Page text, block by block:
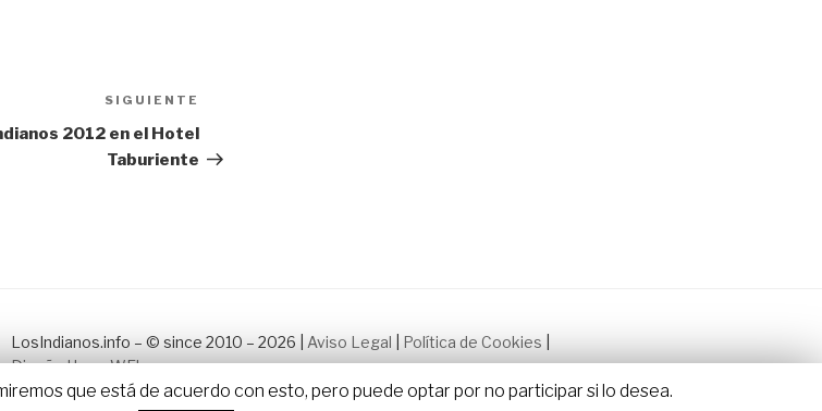
entrada
SIGUIENTE
2012 en el Hotel
Taburiente
LosIndianos.info – © since 2010 – 2026 | Aviso Legal Política de Cookies
Diseño HomeWEb
que está de acuerdo con esto, pero puede optar por no participar si lo desea.